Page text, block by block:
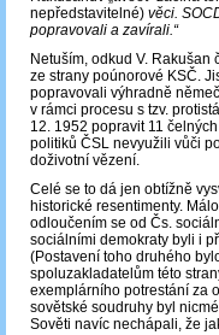
nepředstavitelné) věci.
popravovali a zavírali.“
Netuším, odkud V.
ze strany poúnorové KSČ.
popravovali výhradně
v rámci procesu s tzv.
12. 1952 popravit 11
politiků ČSL nevyužili vůči
doživotní vězení.
Celé se to dá jen obtížně
historické resentimenty.
odloučením se od Čs.
sociálními demokraty byli i
(Postavení toho druhého
spoluzakladatelům této
exemplárního potrestání za
sovětské soudruhy byl
Sověti navíc nechápali, že